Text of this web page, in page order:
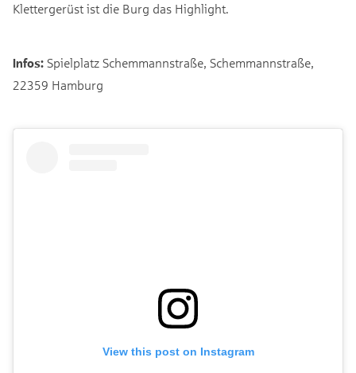
Klettergerüst ist die Burg das Highlight.
Infos: Spielplatz Schemmannstraße, Schemmannstraße,
22359 Hamburg
View this post on Instagram